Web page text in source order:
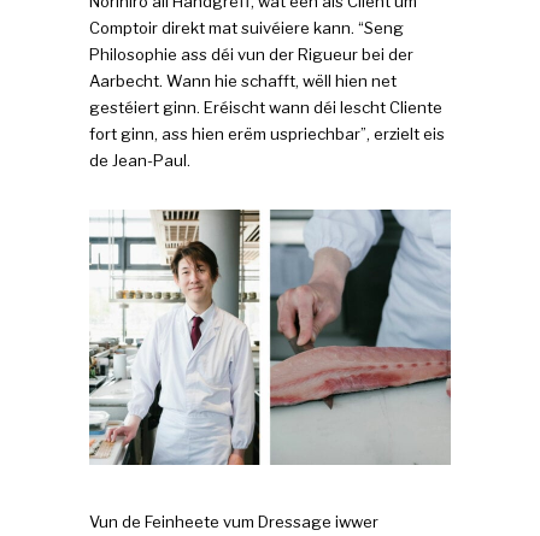
Comptoir direkt mat suivéiere kann. “Seng
Philosophie ass déi vun der Rigueur bei der
Aarbecht. Wann hie schafft, wëll hien net
gestéiert ginn. Eréischt wann déi lescht Cliente
fort ginn, ass hien erëm uspriechbar”, erzielt eis
de Jean-Paul.
Vun de Feinheete vum Dressage iwwer